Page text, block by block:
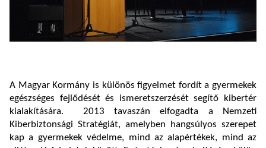
A Magyar Kormány is különös figyelmet fordít a gyermekek
egészséges fejlődését és ismeretszerzését segítő kibertér
kialakítására. 2013 tavaszán elfogadta a Nemzeti
Kiberbiztonsági Stratégiát, amelyben hangsúlyos szerepet
kap a gyermekek védelme, mind az alapértékek, mind az